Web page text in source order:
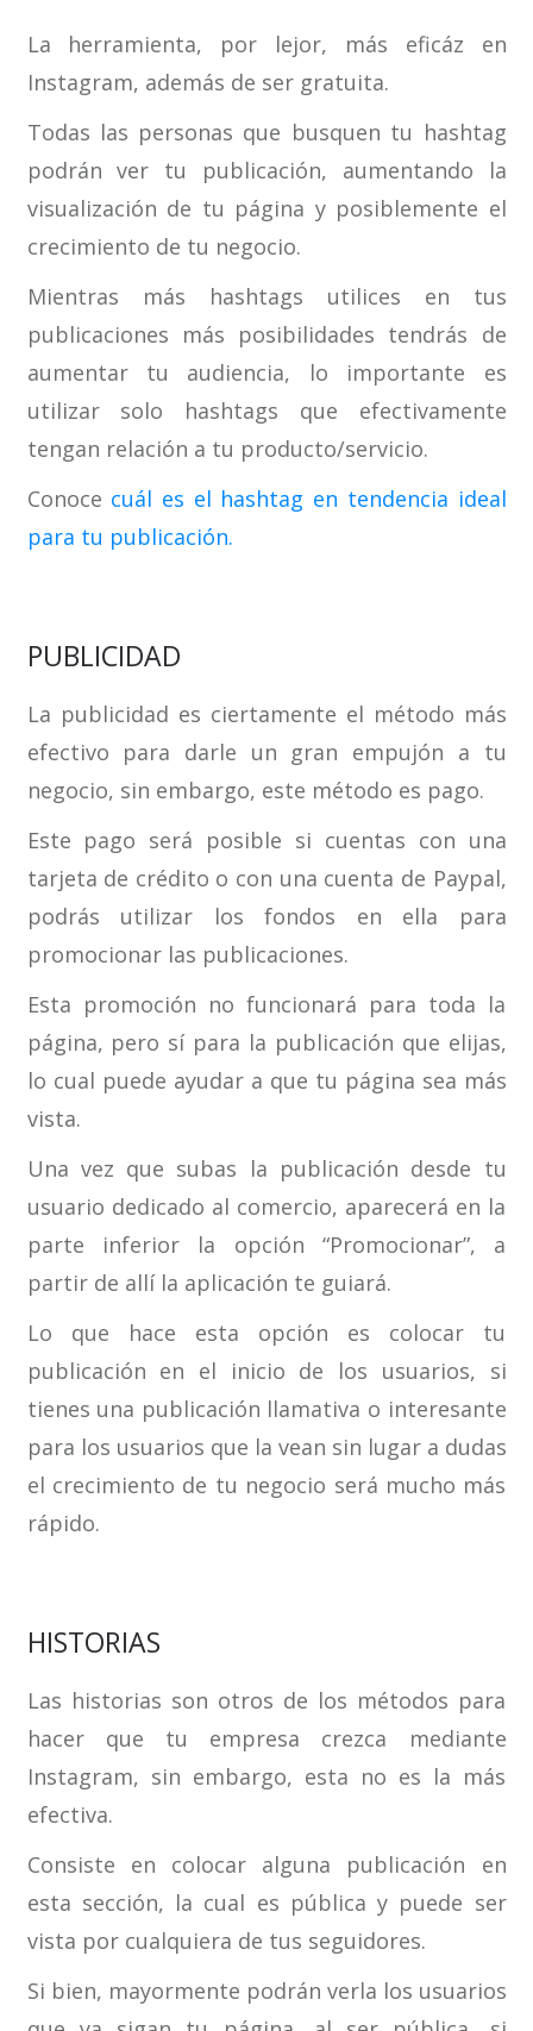
La herramienta, por lejor, más eficáz en
Instagram, además de ser gratuita.
Todas las personas que busquen tu hashtag
podrán ver tu publicación, aumentando la
visualización de tu página y posiblemente el
crecimiento de tu negocio.
Mientras más hashtags utilices en tus
publicaciones más posibilidades tendrás de
aumentar tu audiencia, lo importante es
utilizar solo hashtags que efectivamente
tengan relación a tu producto/servicio.
Conoce cuál es el hashtag en tendencia ideal
para tu publicación.
PUBLICIDAD
La publicidad es ciertamente el método más
efectivo para darle un gran empujón a tu
negocio, sin embargo, este método es pago.
Este pago será posible si cuentas con una
tarjeta de crédito o con una cuenta de Paypal,
podrás utilizar los fondos en ella para
promocionar las publicaciones.
Esta promoción no funcionará para toda la
página, pero sí para la publicación que elijas,
lo cual puede ayudar a que tu página sea más
vista.
Una vez que subas la publicación desde tu
usuario dedicado al comercio, aparecerá en la
parte inferior la opción “Promocionar”, a
partir de allí la aplicación te guiará.
Lo que hace esta opción es colocar tu
publicación en el inicio de los usuarios, si
tienes una publicación llamativa o interesante
para los usuarios que la vean sin lugar a dudas
el crecimiento de tu negocio será mucho más
rápido.
HISTORIAS
Las historias son otros de los métodos para
hacer que tu empresa crezca mediante
Instagram, sin embargo, esta no es la más
efectiva.
Consiste en colocar alguna publicación en
esta sección, la cual es pública y puede ser
vista por cualquiera de tus seguidores.
Si bien, mayormente podrán verla los usuarios